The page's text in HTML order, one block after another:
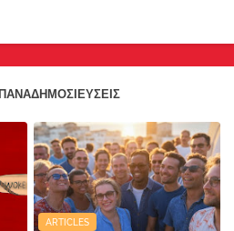
ARTICLES